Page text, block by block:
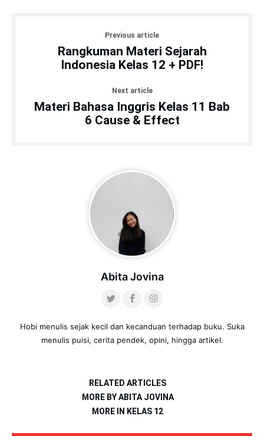
Previous article
Rangkuman Materi Sejarah
Indonesia Kelas 12 + PDF!
Next article
Materi Bahasa Inggris Kelas 11 Bab
6 Cause & Effect
Abita Jovina
Hobi menulis sejak kecil dan kecanduan terhadap buku. Suka
menulis puisi, cerita pendek, opini, hingga artikel.
RELATED ARTICLES
MORE BY ABITA JOVINA
MORE IN KELAS 12